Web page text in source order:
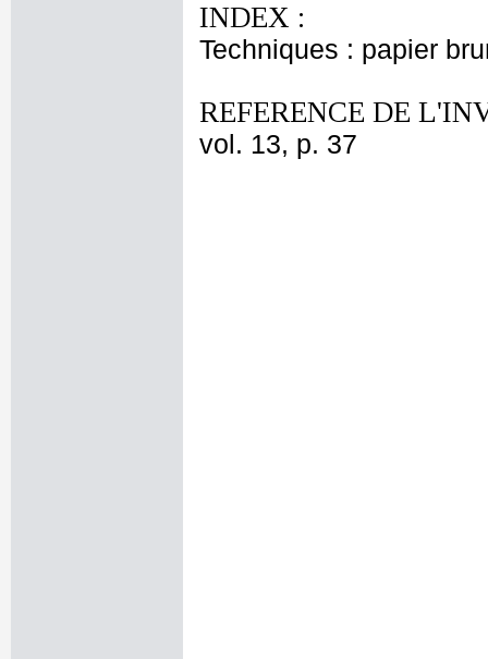
INDEX :
Techniques : papier
REFERENCE DE
vol. 13, p. 37